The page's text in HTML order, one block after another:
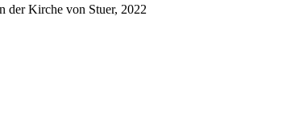
der Kirche von Stuer, 2022